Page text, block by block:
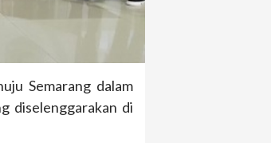
Semarang dalam
diselenggarakan di